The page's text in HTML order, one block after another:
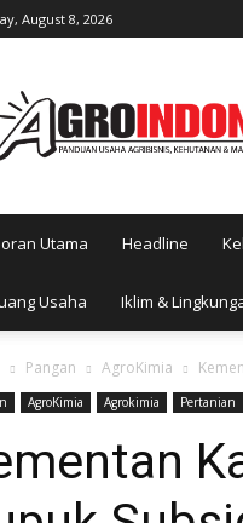
August 8, 2026
Utama Headline
Usaha Iklim &
Pangan AgroKimia
AgroKimia Agrokimia Pertanian